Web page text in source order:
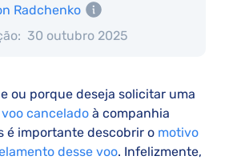
30 outubro 2025
Radchenko
ou porque deseja solicitar uma
cancelado à companhia
é importante descobrir o motivo
desse voo. Infelizmente,